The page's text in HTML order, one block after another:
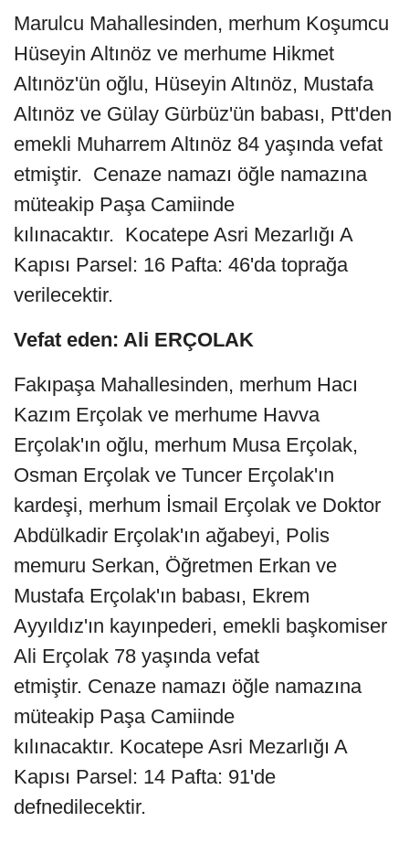
Marulcu Mahallesinden, merhum Koşumcu
Hüseyin Altınöz ve merhume Hikmet
Altınöz'ün oğlu, Hüseyin Altınöz, Mustafa
Altınöz ve Gülay Gürbüz'ün babası, Ptt'den
emekli Muharrem Altınöz 84 yaşında vefat
etmiştir. Cenaze namazı öğle namazına
müteakip Paşa Camiinde
kılınacaktır. Kocatepe Asri Mezarlığı A
Kapısı Parsel: 16 Pafta: 46'da toprağa
verilecektir.
Vefat eden: Ali ERÇOLAK
Fakıpaşa Mahallesinden, merhum Hacı
Kazım Erçolak ve merhume Havva
Erçolak'ın oğlu, merhum Musa Erçolak,
Osman Erçolak ve Tuncer Erçolak'ın
kardeşi, merhum İsmail Erçolak ve Doktor
Abdülkadir Erçolak'ın ağabeyi, Polis
memuru Serkan, Öğretmen Erkan ve
Mustafa Erçolak'ın babası, Ekrem
Ayyıldız'ın kayınpederi, emekli başkomiser
Ali Erçolak 78 yaşında vefat
etmiştir. Cenaze namazı öğle namazına
müteakip Paşa Camiinde
kılınacaktır. Kocatepe Asri Mezarlığı A
Kapısı Parsel: 14 Pafta: 91'de
defnedilecektir.